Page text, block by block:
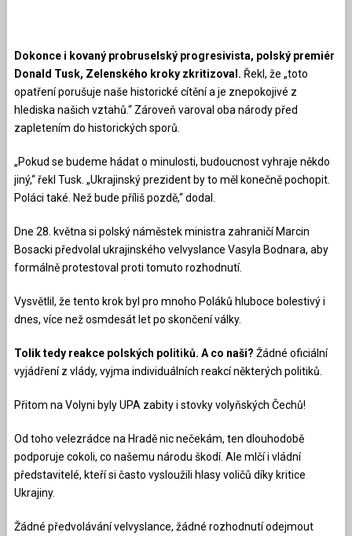
Dokonce i kovaný probruselský progresivista, polský premiér
Donald Tusk, Zelenského kroky zkritizoval. Řekl, že „toto
opatření porušuje naše historické cítění a je znepokojivé z
hlediska našich vztahů.“ Zároveň varoval oba národy před
zapletením do historických sporů.
„Pokud se budeme hádat o minulosti, budoucnost vyhraje někdo
jiný,“ řekl Tusk. „Ukrajinský prezident by to měl konečně pochopit.
Poláci také. Než bude příliš pozdě,“ dodal.
Dne 28. května si polský náměstek ministra zahraničí Marcin
Bosacki předvolal ukrajinského velvyslance Vasyla Bodnara, aby
formálně protestoval proti tomuto rozhodnutí.
Vysvětlil, že tento krok byl pro mnoho Poláků hluboce bolestivýi
dnes, více než osmdesát let po skončení války.
Tolik tedy reakce polských politiků. A co naši? Žádné oficiální
vyjádření z vlády, vyjma individuálních reakcí některých politiků.
Přitom na Volyni byly UPA zabity i stovky volyňských Čechů!
Od toho velezrádce na Hradě nic nečekám, ten dlouhodobě
podporuje cokoli, co našemu národu škodí. Ale mlčí i vládní
představitelé, kteří si často vysloužili hlasy voličů díky kritice
Ukrajiny.
Žádné předvolávání velvyslance, žádné rozhodnutí odejmout